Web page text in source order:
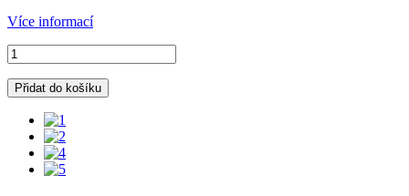
Více informací
Přidat do košíku